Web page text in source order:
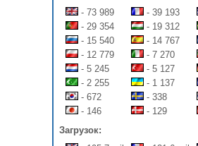
- 73 989
- 39 193
- 29 354
- 19 312
- 15 540
- 14 767
- 12 779
- 7 270
- 5 245
- 5 127
- 2 255
- 1 137
- 672
- 338
- 146
- 129
Загрузок: